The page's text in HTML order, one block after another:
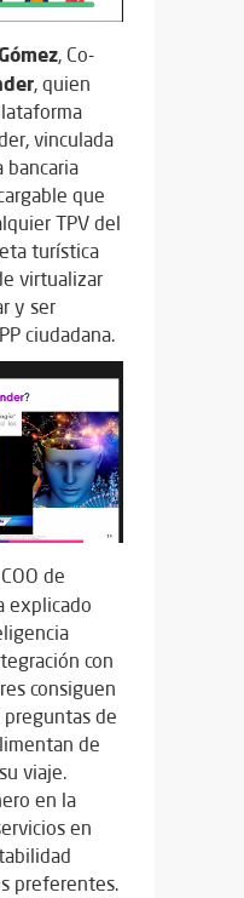
, Co-
, quien
vinculada
bancaria
que
TPV del
turística
virtualizar
y ser
ciudadana.
de
explicado
con
consiguen
de
de
viaje.
en la
en
preferentes.